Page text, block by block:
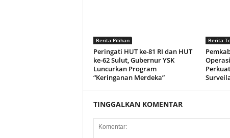
Berita Pilihan
Peringati HUT ke-81 RI dan HUT
ke-62 Sulut, Gubernur YSK
Luncurkan Program
“Keringanan Merdeka”
Berita
TINGGALKAN KOMENTAR